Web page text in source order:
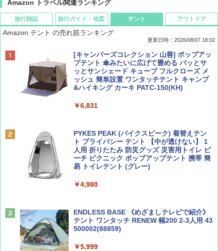
Amazon トラベル関連ランキング
旅行雑誌
ディズニーファン ２０２６年 ９月号 [雑
誌] (ＤＩＳＮＥＹ ＦＡＮ)
￥713
￥1,500
旅行ガイド・地図
僕が見た未来【完全版】
￥0
￥2,079
球の歩き方A ヨーロッパ
テント
Amazon テント の売れ筋ランキング
更新日時：2026/08/07 18:02
[キャンパーズコレクション 山善] ポップアッ
プテント 傘みたいに広げて畳める パッとサ
ッとサンシェード キューブ フルクローズ メ
ッシュ 簡単設置 ワンタッチテント キャンプ
&ハイキング カーキ PATC-150(KH)
￥6,831
PYKES PEAK (パイクスピーク) 着替えテン
ト プライバシー テント 【中が透けない】 1
人用 折りたたみ 防災グッズ 災害用トイレ ビ
ーチ ピクニック ポップアップテント 携帯 簡
易 トイレテント (グレー)
￥4,980
ENDLESS BASE 《めざましテレビで紹介》
テント ワンタッチ RENEW 幅200 2-3人用 43
500002(88859)
￥5,999
アウトドア